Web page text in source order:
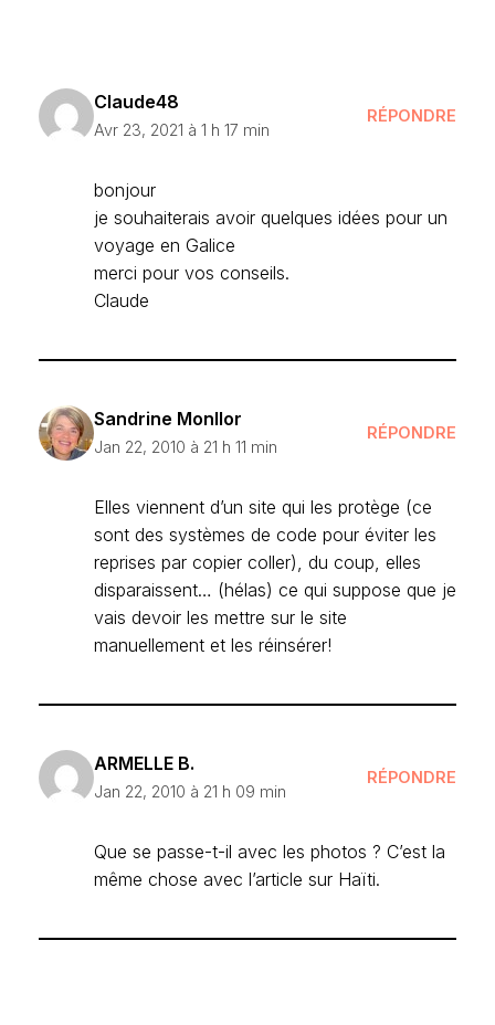
Claude48
Avr 23, 2021 à 1 h 17 min
RÉPONDRE
bonjour
je souhaiterais avoir quelques idées pour un
voyage en Galice
merci pour vos conseils.
Claude
Sandrine Monllor
Jan 22, 2010 à 21 h 11 min
RÉPONDRE
Elles viennent d’un site qui les protège (ce
sont des systèmes de code pour éviter les
reprises par copier coller), du coup, elles
disparaissent… (hélas) ce qui suppose que je
vais devoir les mettre sur le site
manuellement et les réinsérer!
ARMELLE B.
Jan 22, 2010 à 21 h 09 min
RÉPONDRE
Que se passe-t-il avec les photos ? C’est la
même chose avec l’article sur Haïti.